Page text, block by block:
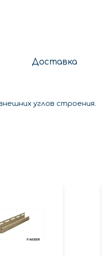
Доставка
углов строения.